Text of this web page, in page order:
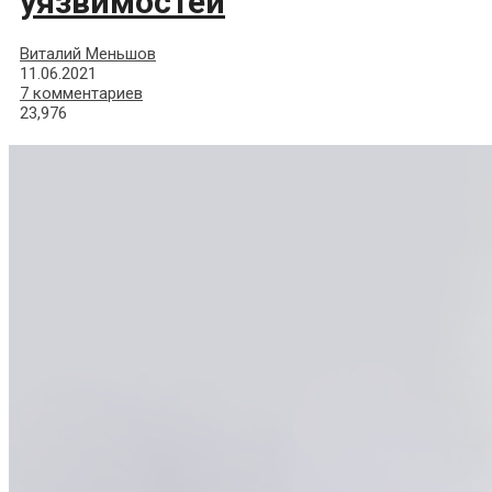
Виталий Меньшов
11.06.2021
7 комментариев
23,976